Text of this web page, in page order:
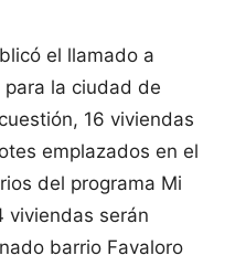
el llamado a
la ciudad de
16 viviendas
emplazados en el
del programa Mi
viviendas serán
barrio Favaloro